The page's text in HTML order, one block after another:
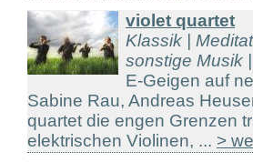
violet quartet
Klassik |
sonstige Musik
E-Geigen auf
Sabine Rau, Andreas
quartet die engen Grenzen
elektrischen Violinen, ... >